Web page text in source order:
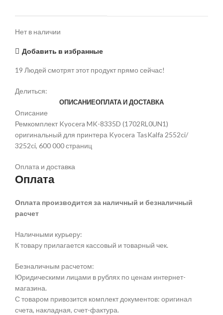
Нет в наличии
Добавить в избранные
19 Людей смотрят этот продукт прямо сейчас!
Делиться:
ОПИСАНИЕОПЛАТА И ДОСТАВКА
Описание
Ремкомплект Kyocera MK-8335D (1702RL0UN1)
оригинальный для принтера Kyocera TasKalfa 2552ci/
3252ci, 600 000 страниц
Оплата и доставка
Оплата
Оплата производится за наличный и безналичный
расчет
Наличными курьеру:
К товару прилагается кассовый и товарный чек.
Безналичным расчетом:
Юридическими лицами в рублях по ценам интернет-
магазина.
С товаром привозится комплект документов: оригинал
счета, накладная, счет-фактура.